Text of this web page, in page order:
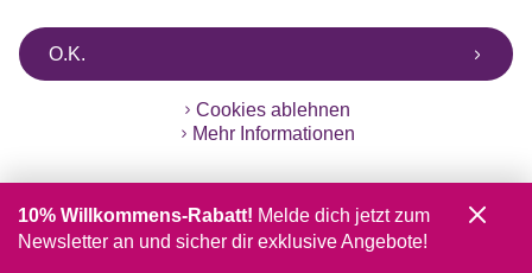
Kostenlose Retoure
°Punkte sammeln
O.K.
Cookies ablehnen
Mehr Informationen
10% Willkommens-Rabatt! Melde dich jetzt zum
Newsletter an und sicher dir exklusive Angebote!